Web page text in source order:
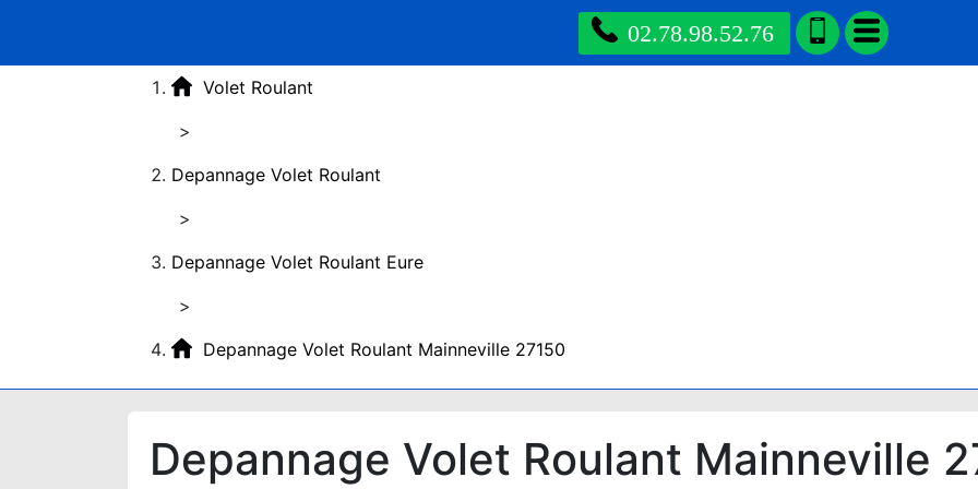
02.78.98.52.76
Volet Roulant
>
Depannage Volet Roulant
>
Depannage Volet Roulant Eure
>
Depannage Volet Roulant Mainneville 27150
Depannage Volet Roulant Mainneville